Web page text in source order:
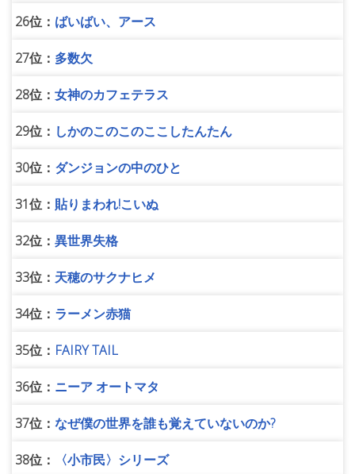
26位： ばいばい、アース
27位： 多数欠
28位： 女神のカフェテラス
29位： しかのこのこのここしたんたん
30位： ダンジョンの中のひと
31位： 貼りまわれ!こいぬ
32位： 異世界失格
33位： 天穂のサクナヒメ
34位： ラーメン赤猫
35位： FAIRY TAIL
36位： ニーア オートマタ
37位： なぜ僕の世界を誰も覚えていないのか?
38位： 〈小市民〉シリーズ